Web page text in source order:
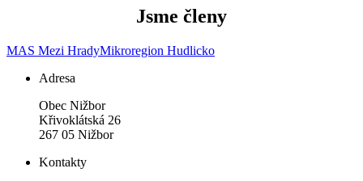
Jsme členy
MAS Mezi HradyMikroregion Hudlicko
Adresa
Obec Nižbor
Křivoklátská 26
267 05 Nižbor
Kontakty